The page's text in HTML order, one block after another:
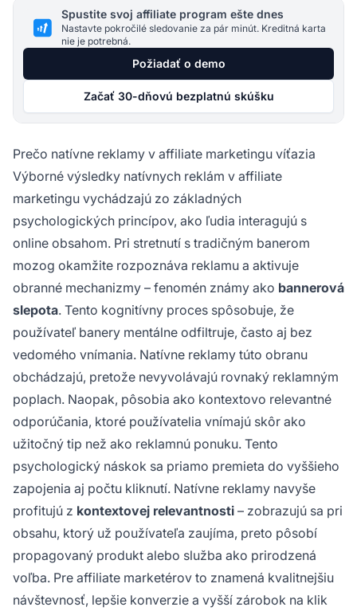
Spustite svoj affiliate program ešte dnes
Nastavte pokročilé sledovanie za pár minút. Kreditná karta
nie je potrebná.
Požiadať o demo
Začať 30-dňovú bezplatnú skúšku
Prečo natívne reklamy v affiliate marketingu víťazia
Výborné výsledky natívnych reklám v affiliate
marketingu vychádzajú zo základných
psychologických princípov, ako ľudia interagujú s
online obsahom. Pri stretnutí s tradičným banerom
mozog okamžite rozpoznáva reklamu a aktivuje
obranné mechanizmy – fenomén známy ako bannerová
slepota. Tento kognitívny proces spôsobuje, že
používateľ banery mentálne odfiltruje, často aj bez
vedomého vnímania. Natívne reklamy túto obranu
obchádzajú, pretože nevyvolávajú rovnaký reklamným
poplach. Naopak, pôsobia ako kontextovo relevantné
odporúčania, ktoré používatelia vnímajú skôr ako
užitočný tip než ako reklamnú ponuku. Tento
psychologický náskok sa priamo premieta do vyššieho
zapojenia aj počtu kliknutí. Natívne reklamy navyše
profitujú z kontextovej relevantnosti – zobrazujú sa pri
obsahu, ktorý už používateľa zaujíma, preto pôsobí
propagovaný produkt alebo služba ako prirodzená
voľba. Pre affiliate marketérov to znamená kvalitnejšiu
návštevnosť, lepšie konverzie a vyšší zárobok na klik